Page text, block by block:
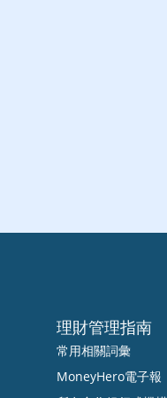
理財管理指南
常用相關詞彙
MoneyHero電子報